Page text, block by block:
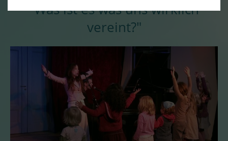
"Was ist es was uns wirklich
vereint?"